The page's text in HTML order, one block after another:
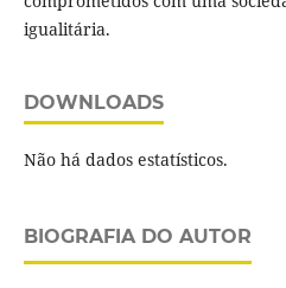
igualitária.
DOWNLOADS
Não há dados estatísticos.
BIOGRAFIA DO AUTOR